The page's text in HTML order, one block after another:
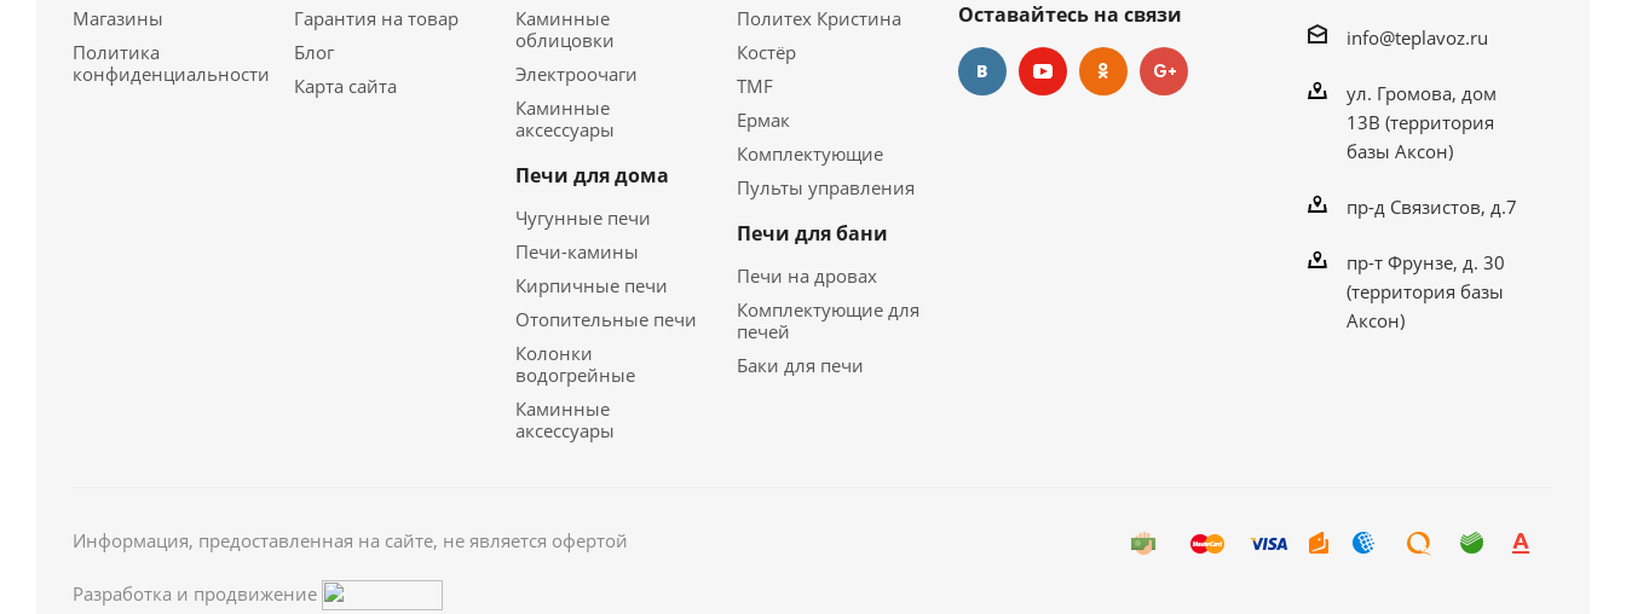
Магазины
Политика
конфиденциальности
Гарантия на товар
Блог
Карта сайта
Каминные
облицовки
Электроочаги
Каминные
аксессуары
Печи для дома
Чугунные печи
Печи-камины
Кирпичные печи
Отопительные печи
Колонки
водогрейные
Каминные
аксессуары
Политех Кристина
Костёр
TMF
Ермак
Комплектующие
Пульты управления
Печи для бани
Печи на дровах
Комплектующие для
печей
Баки для печи
Оставайтесь на связи
info@teplavoz.ru
ул. Громова, дом
13В (территория
базы Аксон)
пр-д Связистов, д.7
пр-т Фрунзе, д. 30
(территория базы
Аксон)
Информация, предоставленная на сайте, не является офертой
Разработка и продвижение